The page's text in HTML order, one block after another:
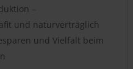
–
und naturverträglich
und Vielfalt beim